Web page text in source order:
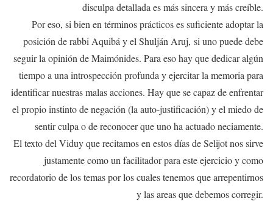
disculpa detallada es más sincera y más creíble.
Por eso, si bien en términos prácticos es suficiente adoptar la
posición de rabbi Aquibá y el Shulján Aruj, si uno puede debe
seguir la opinión de Maimónides. Para eso hay que dedicar algún
tiempo a una introspección profunda y ejercitar la memoria para
identificar nuestras malas acciones. Hay que se capaz de enfrentar
el propio instinto de negación (la auto-justificación) y el miedo de
sentir culpa o de reconocer que uno ha actuado neciamente.
El texto del Viduy que recitamos en estos días de Selijot nos sirve
justamente como un facilitador para este ejercicio y como
recordatorio de los temas por los cuales tenemos que arrepentirnos
y las areas que debemos corregir.